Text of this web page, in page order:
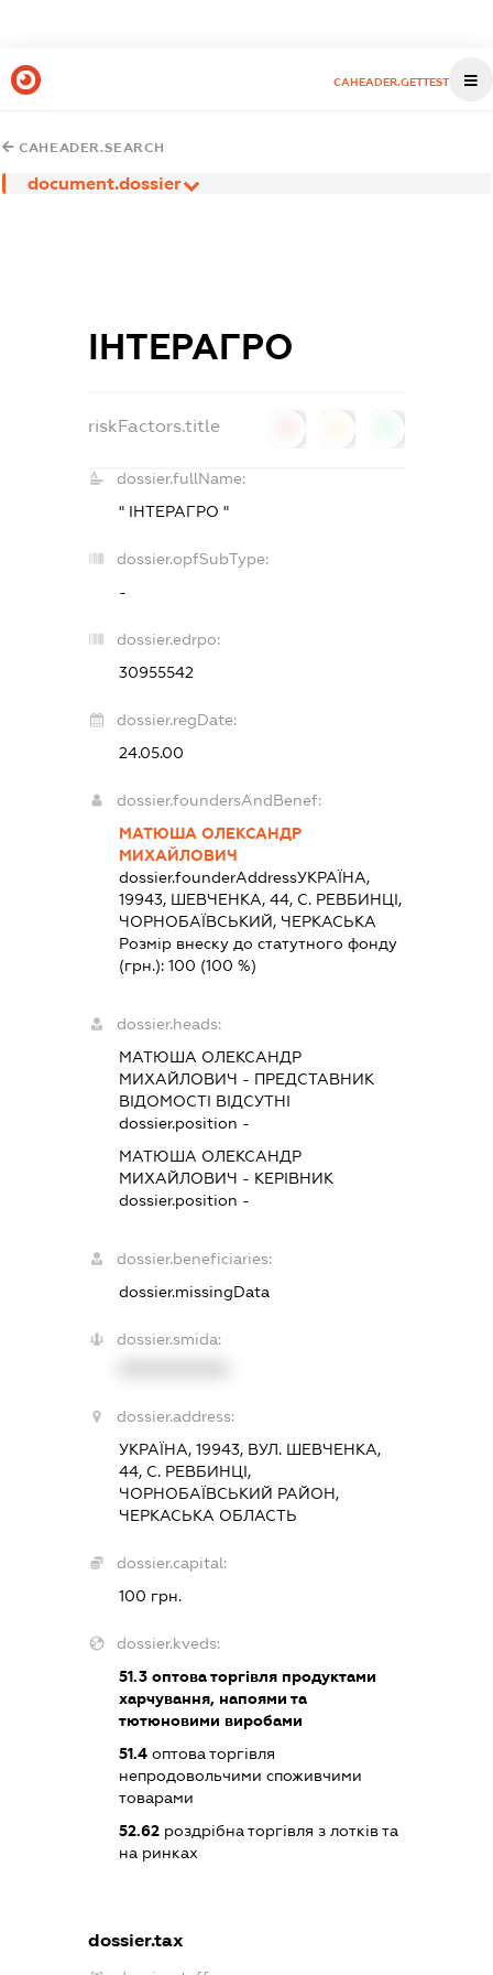
CAHEADER.GETTEST
CAHEADER.SEARCH
document.dossier
ІНТЕРАГРО
riskFactors.title
dossier.fullName:
" ІНТЕРАГРО "
dossier.opfSubType:
-
dossier.edrpo:
30955542
dossier.regDate:
24.05.00
dossier.foundersAndBenef:
МАТЮША ОЛЕКСАНДР
МИХАЙЛОВИЧ
dossier.founderAddressУКРАЇНА,
19943, ШЕВЧЕНКА, 44, С. РЕВБИНЦІ,
ЧОРНОБАЇВСЬКИЙ, ЧЕРКАСЬКА
Розмір внеску до статутного фонду
(грн.): 100 (100 %)
dossier.heads:
МАТЮША ОЛЕКСАНДР
МИХАЙЛОВИЧ - ПРЕДСТАВНИК
ВІДОМОСТІ ВІДСУТНІ
dossier.position -
МАТЮША ОЛЕКСАНДР
МИХАЙЛОВИЧ - КЕРІВНИК
dossier.position -
dossier.beneficiaries:
dossier.missingData
dossier.smida:
dossier.address:
УКРАЇНА, 19943, ВУЛ. ШЕВЧЕНКА,
44, С. РЕВБИНЦІ,
ЧОРНОБАЇВСЬКИЙ РАЙОН,
ЧЕРКАСЬКА ОБЛАСТЬ
dossier.capital:
100 грн.
dossier.kveds:
51.3оптова торгівля продуктами
харчування, напоями та
тютюновими виробами
51.4оптова торгівля
непродовольчими споживчими
товарами
52.62роздрібна торгівля з лотків та
на ринках
dossier.tax